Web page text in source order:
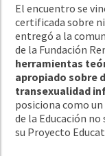
El encuentro se
certificada sobre
entregó a la
de la Fundación
herramientas
apropiado sobre
transexualidad
posiciona como
de la Educación no
su Proyecto